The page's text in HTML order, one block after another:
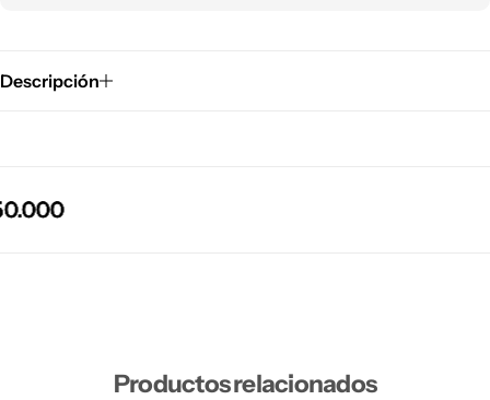
Descripción
Productos relacionados